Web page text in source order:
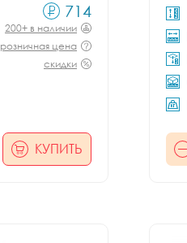
714
200+ в наличии
розничная цена
скидки
КУПИТЬ